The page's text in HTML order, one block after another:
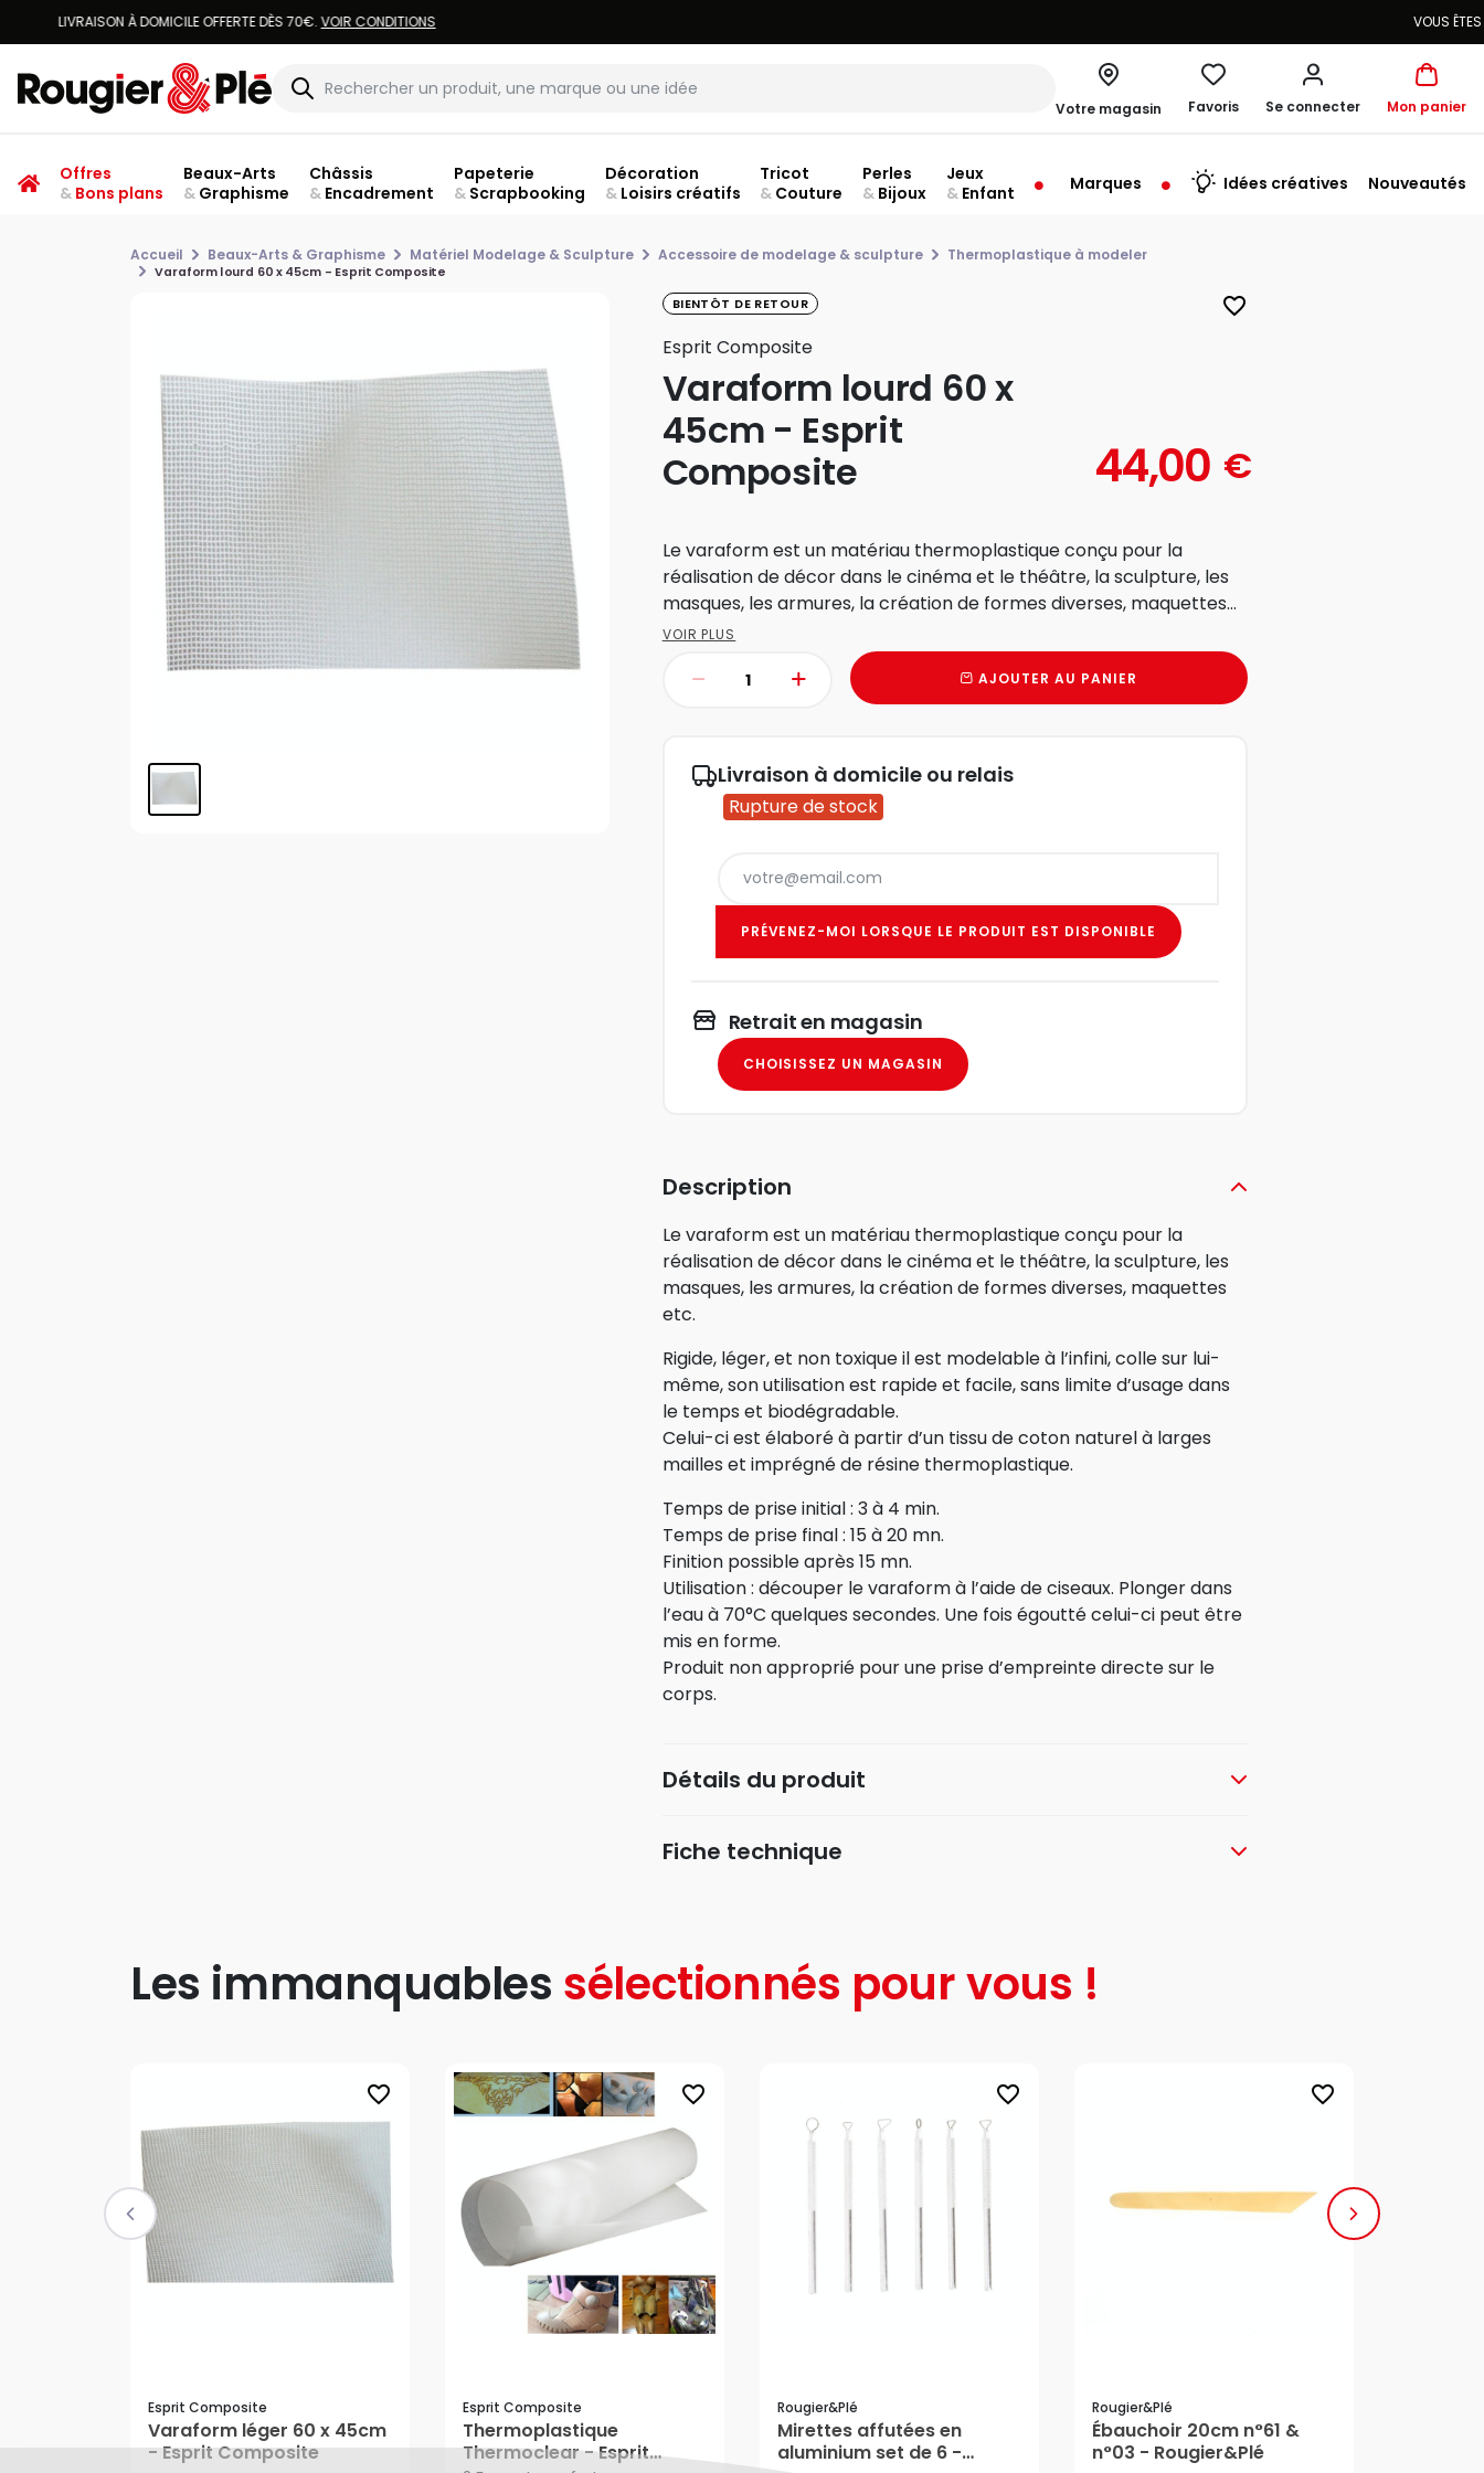
Votre magasin
jusqu'au Vendredi à 09:30
Favoris Se connecter Mon panier
Offres
&Bons plans
Beaux-Arts
&Graphisme
Châssis
&Encadrement
Papeterie
&Scrapbooking
Décoration
&Loisirs créatifs
Tricot
& Couture
Perles
& Bijoux
Jeux
& Enfant Marques Idées créatives Nouveautés
Accueil Beaux-Arts & Graphisme Matériel Modelage & Sculpture Accessoire de modelage & sculpture Thermoplastique à modeler
Varaform lourd 60 x 45cm - Esprit Composite
BIENTÔT DE RETOUR favorite_border
Esprit Composite
Varaform lourd 60 x
45cm - Esprit
Composite
44,00 €
Le varaform est un matériau thermoplastique conçu pour la
réalisation de décor dans le cinéma et le théâtre, la sculpture, les
masques, les armures, la création de formes diverses, maquettes...
VOIR PLUS
AJOUTER AU PANIER
Livraison à domicile ou relais
Rupture de stock
PRÉVENEZ-MOI LORSQUE LE PRODUIT EST DISPONIBLE
Retrait en magasin
CHOISISSEZ UN MAGASIN
Description
Le varaform est un matériau thermoplastique conçu pour la
réalisation de décor dans le cinéma et le théâtre, la sculpture, les
masques, les armures, la création de formes diverses, maquettes
etc.
Rigide, léger, et non toxique il est modelable à l’infini, colle sur lui-
même, son utilisation est rapide et facile, sans limite d’usage dans
le temps et biodégradable.
Celui-ci est élaboré à partir d’un tissu de coton naturel à larges
mailles et imprégné de résine thermoplastique.
Temps de prise initial : 3 à 4 min.
Temps de prise final : 15 à 20 mn.
Finition possible après 15 mn.
Utilisation : découper le varaform à l’aide de ciseaux. Plonger dans
l’eau à 70°C quelques secondes. Une fois égoutté celui-ci peut être
mis en forme.
Produit non approprié pour une prise d’empreinte directe sur le
corps.
Détails du produit
Fiche technique
Les immanquables sélectionnés pour vous !
favorite_border
Esprit Composite
Varaform léger 60 x 45cm
- Esprit Composite
favorite_border
Esprit Composite
Thermoplastique
Thermoclear - Esprit
Dès44,65 €
favorite_border
Rougier&plé
Mirettes affutées en
aluminium set de 6 -
favorite_border
Rougier&plé
Ébauchoir 20cm n°61 &
n°03 - Rougier&Plé